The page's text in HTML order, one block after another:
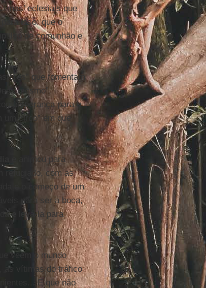
eclesiais que
isso: que o
de comunhão e
que fomentam
mesmo”,
esperança para o
um circo” em que
e animou para
refugiado, com as
e o começo de um
para ser a boca,
e levá-la para
veem o mundo
as vítimas do tráfico
E que não